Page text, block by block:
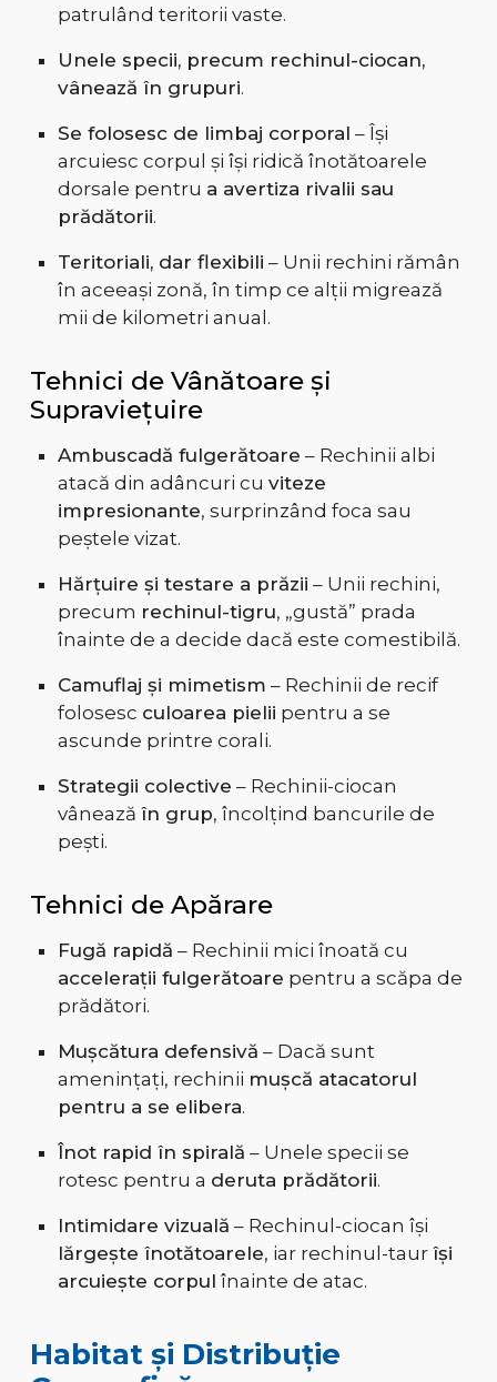
patrulând teritorii vaste.
Unele specii, precum rechinul-ciocan,
vânează în grupuri.
Se folosesc de limbaj corporal – Își
arcuiesc corpul și își ridică înotătoarele
dorsale pentru a avertiza rivalii sau
prădătorii.
Teritoriali, dar flexibili – Unii rechini rămân
în aceeași zonă, în timp ce alții migrează
mii de kilometri anual.
Tehnici de Vânătoare și
Supraviețuire
Ambuscadă fulgerătoare – Rechinii albi
atacă din adâncuri cu viteze
impresionante, surprinzând foca sau
peștele vizat.
Hărțuire și testare a prăzii – Unii rechini,
precum rechinul-tigru, „gustă” prada
înainte de a decide dacă este comestibilă.
Camuflaj și mimetism – Rechinii de recif
folosesc culoarea pielii pentru a se
ascunde printre corali.
Strategii colective – Rechinii-ciocan
vânează în grup, încolțind bancurile de
pești.
Tehnici de Apărare
Fugă rapidă – Rechinii mici înoată cu
accelerații fulgerătoare pentru a scăpa de
prădători.
Mușcătura defensivă – Dacă sunt
amenințați, rechinii mușcă atacatorul
pentru a se elibera.
Înot rapid în spirală – Unele specii se
rotesc pentru a deruta prădătorii.
Intimidare vizuală – Rechinul-ciocan își
lărgește înotătoarele, iar rechinul-taur își
arcuiește corpul înainte de atac.
Habitat și Distribuție